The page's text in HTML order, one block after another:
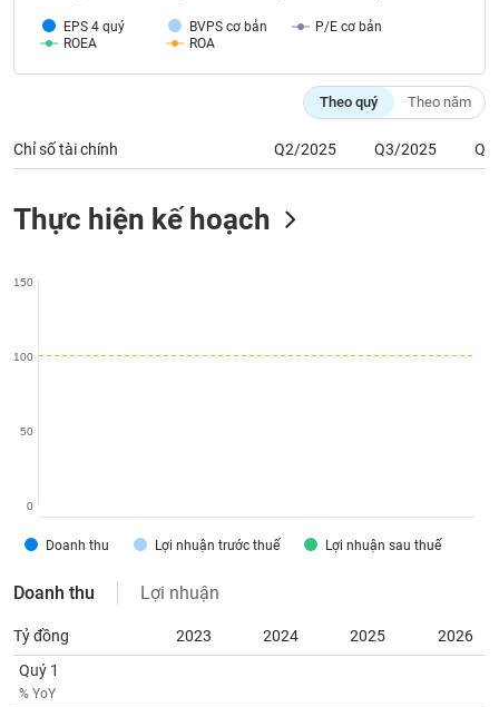
EPS 4 quý BVPS cơ bản
P/E cơ bản
ROEA
ROA
Theo quý Theo năm
Chỉ số tài chính Q2/2025 Q3/2025
Thực hiện kế hoạch
Doanh thu Lợi nhuận trước thuế Lợi nhuận sau thuế
0
50
100
150
Doanh thu Lợi nhuận
Tỷ đồng 2023 2024 2025
2026
Quý 1
% YoY
Thuật
ngữ
Dịch
vụ
tạo
chính
Công
đầu